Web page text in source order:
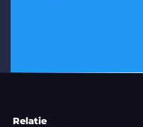
Relatie